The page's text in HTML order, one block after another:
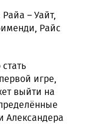
Райа – Уайт,
Райс
игре,
выйти на
Александера